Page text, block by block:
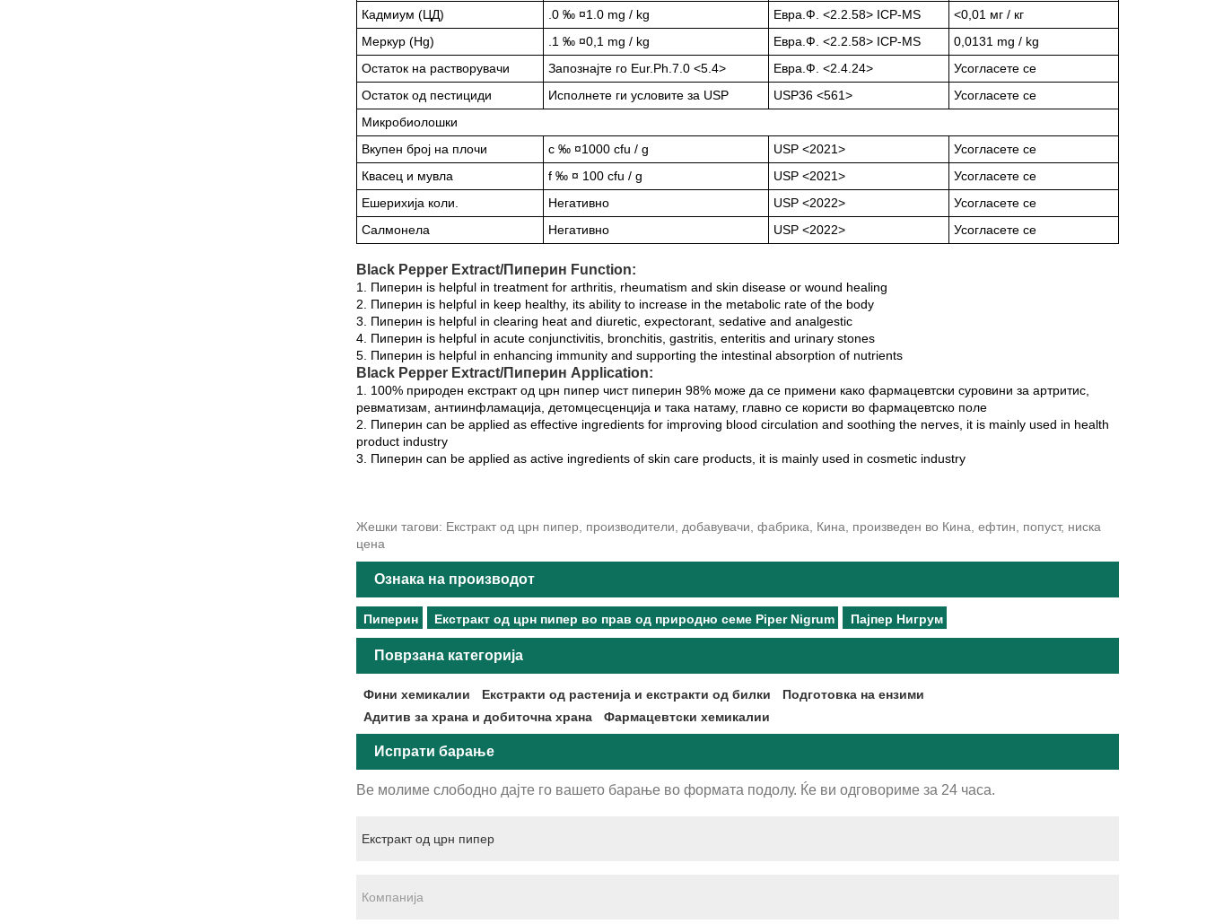
Кадмиум (ЦД)
.0 ‰ ¤1.0 mg / kg Евра.Ф. <2.2.58> ICP-MS
<0,01 мг / кг
Меркур (Hg)
.1 ‰ ¤0,1 mg / kg Евра.Ф. <2.2.58> ICP-MS
0,0131 mg / kg
Остаток на растворувачи
Запознајте го Eur.Ph.7.0 <5.4> Евра.Ф. <2.4.24>
Усогласете се
Остаток од пестициди
Исполнете ги условите за USP USP36 <561>
Усогласете се
Микробиолошки
Вкупен број на плочи
c ‰ ¤1000 cfu / g USP <2021>
Усогласете се
Квасец и мувла
f ‰ ¤ 100 cfu / g USP <2021>
Усогласете се
Ешерихија коли.
Негативно USP <2022>
Усогласете се
Салмонела
Негативно USP <2022> Усогласете се
Black Pepper Extract/Пиперин Function:
1. Пиперин is helpful in treatment for arthritis, rheumatism and skin disease or wound healing
2. Пиперин is helpful in keep healthy, its ability to increase in the metabolic rate of the body
3. Пиперин is helpful in clearing heat and diuretic, expectorant, sedative and analgestic
4. Пиперин is helpful in acute conjunctivitis, bronchitis, gastritis, enteritis and urinary stones
5. Пиперин is helpful in enhancing immunity and supporting the intestinal absorption of nutrients
Black Pepper Extract/Пиперин Application:
1. 100% природен екстракт од црн пипер чист пиперин 98% може да се примени како фармацевтски суровини за артритис,
ревматизам, антиинфламација, детомцесценција и така натаму, главно се користи во фармацевтско поле
2. Пиперин can be applied as effective ingredients for improving blood circulation and soothing the nerves, it is mainly used in health
product industry
3. Пиперин can be applied as active ingredients of skin care products, it is mainly used in cosmetic industry
Жешки тагови: Екстракт од црн пипер, производители, добавувачи, фабрика, Кина, произведен во Кина, ефтин, попуст, ниска
цена
Ознака на производот
Пиперин Екстракт од црн пипер во прав од природно семе Piper Nigrum Пајпер Нигрум
Поврзана категорија
Фини хемикалии Екстракти од растенија и екстракти од билки
Подготовка на ензими
Адитив за храна и добиточна храна
Фармацевтски хемикалии
Испрати барање
Ве молиме слободно дајте го вашето барање во формата подолу. Ќе ви одговориме за 24 часа.